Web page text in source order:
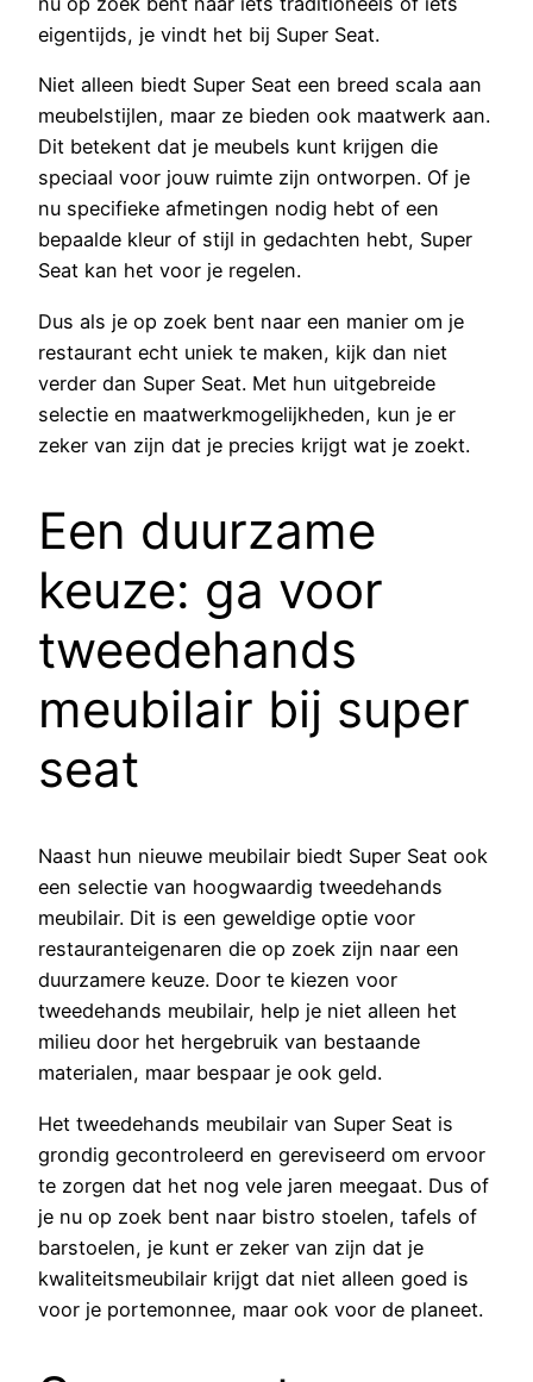
eigentijds, je vindt het bij Super Seat.
Niet alleen biedt Super Seat een breed scala aan
meubelstijlen, maar ze bieden ook maatwerk aan.
Dit betekent dat je meubels kunt krijgen die
speciaal voor jouw ruimte zijn ontworpen. Of je
nu specifieke afmetingen nodig hebt of een
bepaalde kleur of stijl in gedachten hebt, Super
Seat kan het voor je regelen.
Dus als je op zoek bent naar een manier om je
restaurant echt uniek te maken, kijk dan niet
verder dan Super Seat. Met hun uitgebreide
selectie en maatwerkmogelijkheden, kun je er
zeker van zijn dat je precies krijgt wat je zoekt.
Een duurzame
keuze: ga voor
tweedehands
meubilair bij super
seat
Naast hun nieuwe meubilair biedt Super Seat ook
een selectie van hoogwaardig tweedehands
meubilair. Dit is een geweldige optie voor
restauranteigenaren die op zoek zijn naar een
duurzamere keuze. Door te kiezen voor
tweedehands meubilair, help je niet alleen het
milieu door het hergebruik van bestaande
materialen, maar bespaar je ook geld.
Het tweedehands meubilair van Super Seat is
grondig gecontroleerd en gereviseerd om ervoor
te zorgen dat het nog vele jaren meegaat. Dus of
je nu op zoek bent naar bistro stoelen, tafels of
barstoelen, je kunt er zeker van zijn dat je
kwaliteitsmeubilair krijgt dat niet alleen goed is
voor je portemonnee, maar ook voor de planeet.